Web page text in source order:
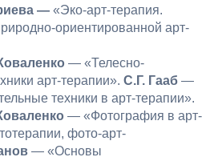
— «Эко-арт-терапия.
ориентированной арт-
— «Телесно-
арт-терапии». С.Г. Гааб —
техники в арт-терапии».
— «Фотография в арт-
фото-арт-
— «Основы